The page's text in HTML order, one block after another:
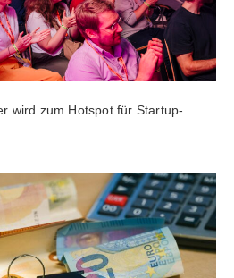
wird zum Hotspot für Startup-